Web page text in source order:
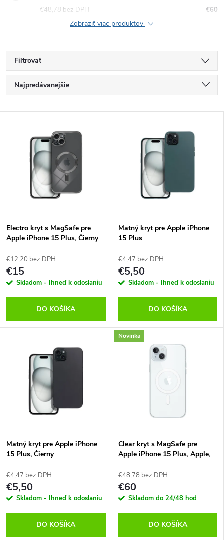
€60
€48,78 bez DPH
Zobraziť viac produktov
Filtrovať
R
a
e
p
r
d
o
v
Najpredávanejšie
Abecedne
s
p
r
o
d
v
Electro kryt s MagSafe pre
Apple iPhone 15 Plus, Čierny
€12,20 bez DPH
€15
Skladom - Ihneď k odoslaniu
DO KOŠÍKA
Matný kryt pre Apple iPhone
15 Plus
€4,47 bez DPH
€5,50
Skladom - Ihneď k odoslaniu
DO KOŠÍKA
Matný kryt pre Apple iPhone
15 Plus, Čierny
€4,47 bez DPH
€5,50
Skladom - Ihneď k odoslaniu
DO KOŠÍKA
Novinka
Clear kryt s MagSafe pre
Apple iPhone 15 Plus, Apple,
€48,78 bez DPH
€60
Skladom do 24/48 hod
DO KOŠÍKA